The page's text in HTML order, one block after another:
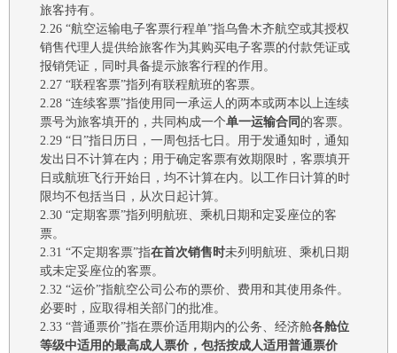
旅客持有。
2.26 “航空运输电子客票行程单”指乌鲁木齐航空或其授权
销售代理人提供给旅客作为其购买电子客票的付款凭证或
报销凭证，同时具备提示旅客行程的作用。
2.27 “联程客票”指列有联程航班的客票。
2.28 “连续客票”指使用同一承运人的两本或两本以上连续
票号为旅客填开的， 共同构成一个单一运输合同 的客票。
2.29 “日”指日历日，一周包括七日。用于发通知时，通知
发出日不计算在内；用于确定客票有效期限时，客票填开
日或航班飞行开始日，均不计算在内。
以工作日计算的时
限均不包括当日，从次日起计算。
2.30 “定期客票”指列明航班、乘机日期和定妥座位的客
票。
2.31 “不定期客票”指在首次销售时未列明航班、乘机日期
或未定妥座位的客票。
2.32 “运价”指航空公司公布的票价、费用和其使用条件。
必要时，应取得相关部门的批准。
2.33 “普通票价”指在票价适用期内的公务、经济舱各舱位
等级中适用的最高成人票价 ，包括按成人适用普通票价